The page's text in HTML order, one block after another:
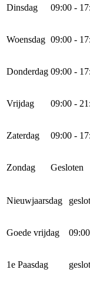
Dinsdag 09:00 -
Woensdag 09:00 -
Donderdag 09:00 -
Vrijdag 09:00 -
Zaterdag 09:00 -
Zondag Gesloten
Nieuwjaarsdag
Goede vrijdag
1e Paasdag